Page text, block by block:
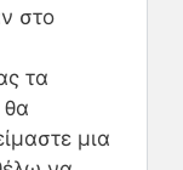
στο
τα
μια